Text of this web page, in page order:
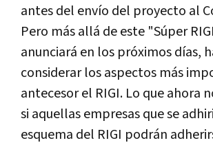
antes del envío del proyecto al
Pero más allá de este "Súper
anunciará en los próximos días,
considerar los aspectos más
antecesor el RIGI. Lo que ahora
si aquellas empresas que se
esquema del RIGI podrán